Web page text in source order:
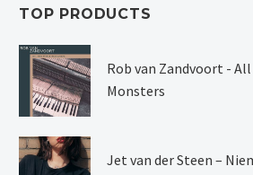
TOP PRODUCTS
Rob van Zandvoort -
Monsters
Jet van der Steen –